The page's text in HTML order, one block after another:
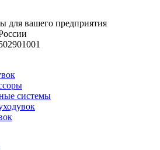
вашего предприятия
системы